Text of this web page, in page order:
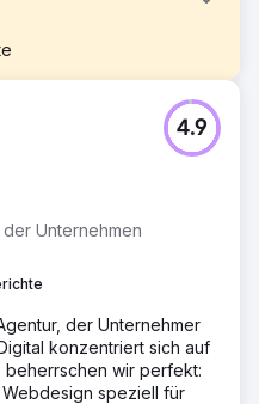
aus Calgary, betritt
Markt, der von
wird. Ohne Online-
und ohne organische
eine
relevante Kurier-
mithalten konnte.
über mehr als 15 Jahre
benötigte aber eine
an Qualität und
Unternehmen
4.9
der Unternehmer
konzentriert sich auf
wir perfekt:
speziell für